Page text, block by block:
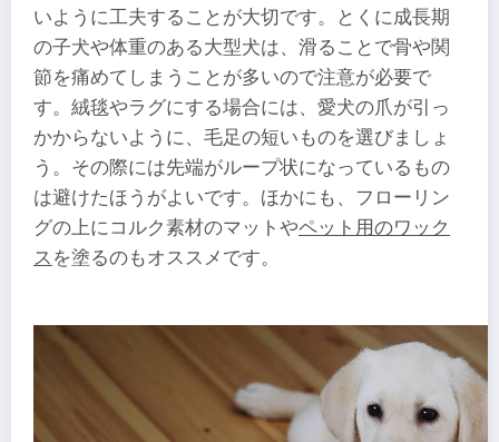
いように工夫することが大切です。とくに成長期
の子犬や体重のある大型犬は、滑ることで骨や関
節を痛めてしまうことが多いので注意が必要で
す。絨毯やラグにする場合には、愛犬の爪が引っ
かからないように、毛足の短いものを選びましょ
う。その際には先端がループ状になっているもの
は避けたほうがよいです。ほかにも、フローリン
グの上にコルク素材のマットやペット用のワック
ス を塗るのもオススメです。